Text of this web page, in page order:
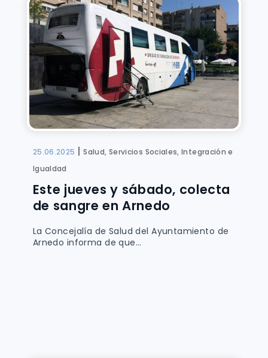
25.06.2025 |Salud, Servicios Sociales, Integración e
Igualdad
Este jueves y sábado, colecta
de sangre en Arnedo
La Concejalía de Salud del Ayuntamiento de
Arnedo informa de que...